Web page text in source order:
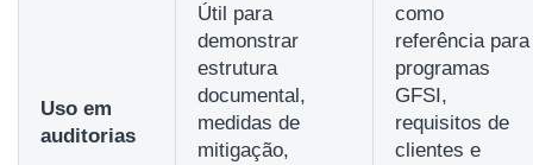
Uso em
auditorias
Útil para
demonstrar
estrutura
documental,
medidas de
mitigação,
como
referência para
programas
GFSI,
requisitos de
clientes e